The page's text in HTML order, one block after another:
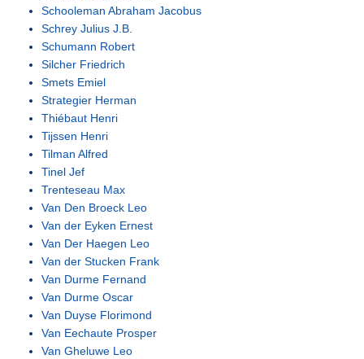
Schooleman Abraham Jacobus
Schrey Julius J.B.
Schumann Robert
Silcher Friedrich
Smets Emiel
Strategier Herman
Thiébaut Henri
Tijssen Henri
Tilman Alfred
Tinel Jef
Trenteseau Max
Van Den Broeck Leo
Van der Eyken Ernest
Van Der Haegen Leo
Van der Stucken Frank
Van Durme Fernand
Van Durme Oscar
Van Duyse Florimond
Van Eechaute Prosper
Van Gheluwe Leo